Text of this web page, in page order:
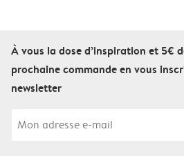
À vous la dose d’inspiration et 5€
prochaine commande en vous
newsletter